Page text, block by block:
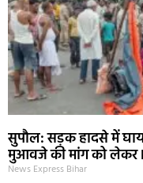
सुपौल: सड़क हादसे में
मुआवजे की मांग को लेकर
News Express Bihar